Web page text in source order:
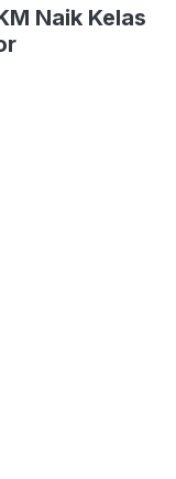
Naik Kelas